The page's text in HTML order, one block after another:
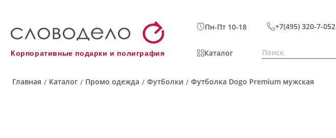
Корпоративные подарки и полиграфия
Пн-Пт 10-18 +7(495) 320-7-052
Каталог
Главная / Каталог / Промо одежда / Футболки / Футболка Dogo Premium мужская